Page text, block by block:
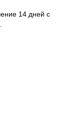
14 дней с